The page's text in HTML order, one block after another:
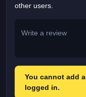
other users.
You cannot add
logged in.